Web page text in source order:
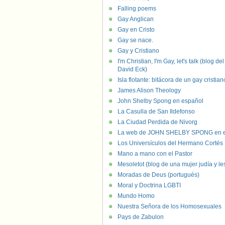
Falling poems
Gay Anglican
Gay en Cristo
Gay se nace.
Gay y Cristiano
I'm Christian, I'm Gay, let's talk (blog del
David Eck)
Isla flotante: bitácora de un gay
James Alison Theology
John Shelby Spong en español
La Casulla de San Ildefonso
La Ciudad Perdida de Nivorg
La web de JOHN SHELBY SPONG en
Los Universículos del Hermano Cortés
Mano a mano con el Pastor
Mesoletot (blog de una mujer judía y
Moradas de Deus (portugués)
Moral y Doctrina LGBTI
Mundo Homo
Nuestra Señora de los Homosexuales
Pays de Zabulon